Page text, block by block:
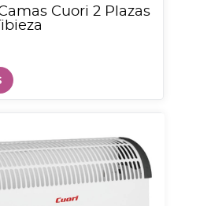
Cuori 2 Plazas